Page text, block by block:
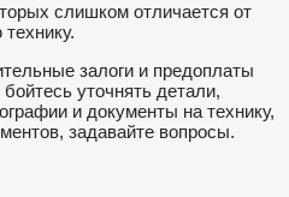
слишком отличается от
залоги и предоплаты
уточнять детали,
и документы на технику,
задавайте вопросы.